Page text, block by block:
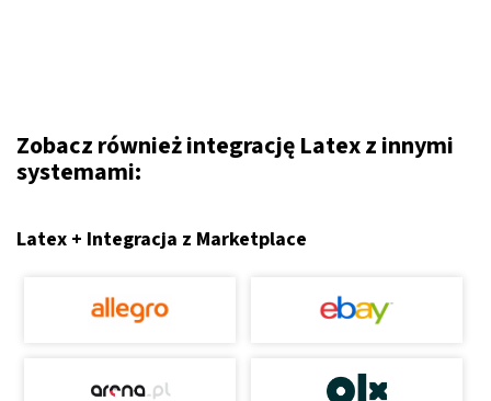
Zobacz również integrację Latex z innymi
systemami:
Latex + Integracja z Marketplace